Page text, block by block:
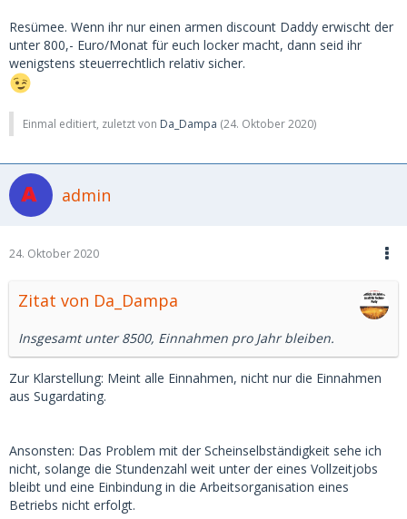
Resümee. Wenn ihr nur einen armen discount Daddy erwischt der
unter 800,- Euro/Monat für euch locker macht, dann seid ihr
wenigstens steuerrechtlich relativ sicher.
Einmal editiert, zuletzt von Da_Dampa (24. Oktober 2020)
admin
24. Oktober 2020
Zitat von Da_Dampa
Insgesamt unter 8500, Einnahmen pro Jahr bleiben.
Zur Klarstellung: Meint alle Einnahmen, nicht nur die Einnahmen
aus Sugardating.
Ansonsten: Das Problem mit der Scheinselbständigkeit sehe ich
nicht, solange die Stundenzahl weit unter der eines Vollzeitjobs
bleibt und eine Einbindung in die Arbeitsorganisation eines
Betriebs nicht erfolgt.